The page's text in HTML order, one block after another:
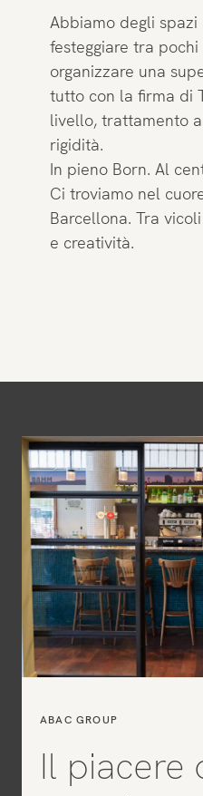
Abbiamo degli
festeggiare tra
organizzare una
tutto con la firma di
livello, trattamento
rigidità.
In pieno Born. Al
Ci troviamo nel
Barcellona. Tra
e creatività.
ABAC GROUP
Il piacere